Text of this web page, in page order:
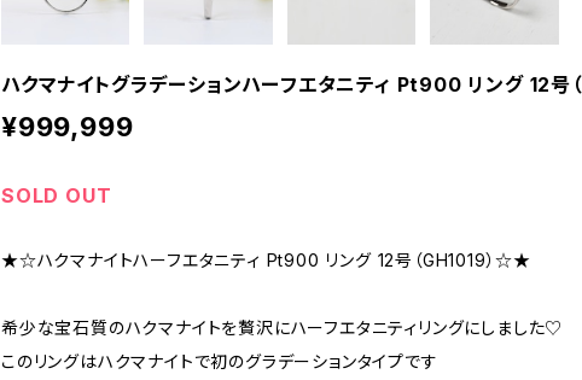
ハクマナイトグラデーションハーフエタニティ Pt900 リング 12号（
¥999,999
SOLD OUT
★☆ハクマナイトハーフエタニティ Pt900 リング 12号（GH1019）☆★
希少な宝石質のハクマナイトを贅沢にハーフエタニティリングにしました♡
このリングはハクマナイトで初のグラデーションタイプです